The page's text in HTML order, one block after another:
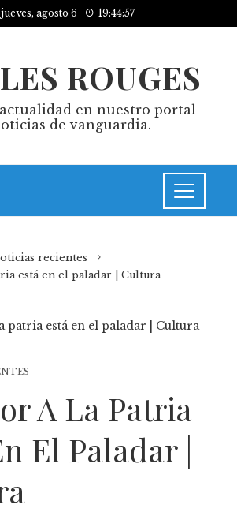
jueves, agosto 6 19:44:57
ROUGES
en nuestro portal
de vanguardia.
recientes
está en el paladar | Cultura
A La Patria
El Paladar |